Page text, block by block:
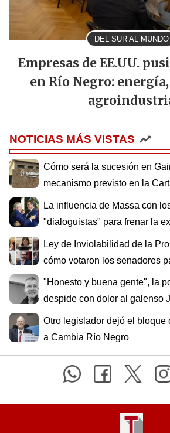
DEL SUR AL MUNDO
Empresas de EE.UU.
en Río Negro:
NOTICIAS MÁS VISTAS
Cómo será la sucesión en
mecanismo previsto en la
La influencia de Massa con
"dialoguistas" para frenar la
Ley de Inviolabilidad de la
cómo votaron los senadores
"Honesto y buena gente", la
despide con dolor al galenso
Otro legislador dejó el bloque
a Cambia Río Negro